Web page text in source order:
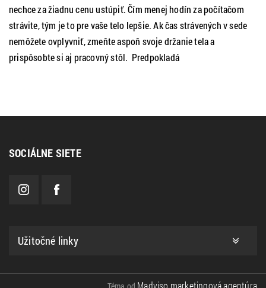
nechce za žiadnu cenu ustúpiť. Čím menej hodín za počítačom
strávite, tým je to pre vaše telo lepšie. Ak čas strávených v sede
nemôžete ovplyvniť, zmeňte aspoň svoje držanie tela a
prispôsobte si aj pracovný stôl. Predpokladá
SOCIÁLNE SIETE
Užitočné linky
Madviso marketingová agentúra